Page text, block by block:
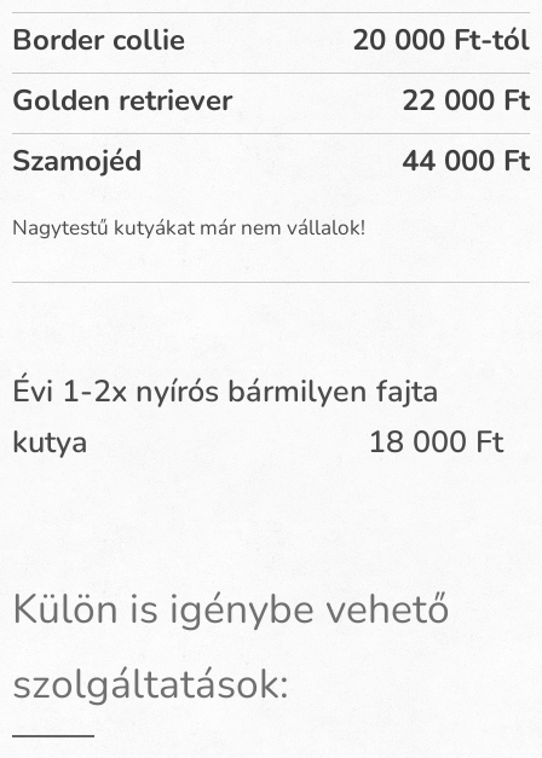
Border collie
20 000 Ft-tól
Golden retriever
22 000 Ft
Szamojéd
44 000 Ft
Nagytestű kutyákat már nem vállalok!
Évi 1-2x nyírós bármilyen fajta
kutya 18 000 Ft
Külön is igénybe vehető
szolgáltatások: